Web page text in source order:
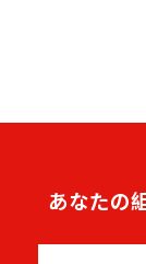
あなたの